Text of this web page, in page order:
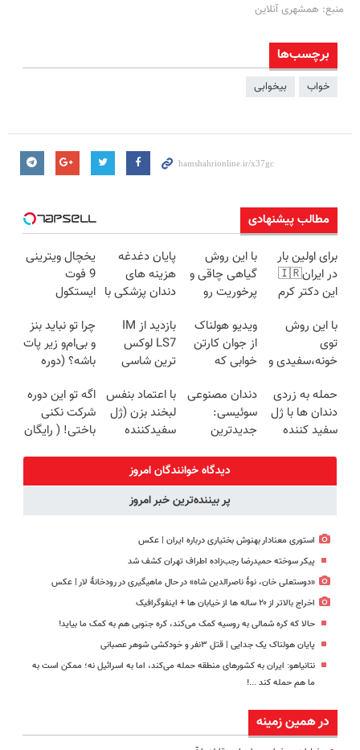
منبع: همشهری آنلاین
برچسب‌ها
خواب بیخوابی
مطالب پیشنهادی
برای اولین بار
در ایران🇮🇷
این دکتر کرم
روزه ساخت!
با این روش
گیاهی چاقی و
پرخوریت رو
پایان دغدغه
هزینه های
دندان پزشکی با
کننده خانگی
یخچال ویترینی
9 فوت
ایستکول
با این روش
توی
خونه،سفیدی و
برگردون
(40%off)
ویدیو هولناک
از جوان کارتن
خوابی که
آموزش رایگان
بازدید از IM
LS7 لوکس
ترین شاسی
در باشگاه
انقلاب
چرا تو نباید بنز
و بی‌ام‌و زیر پات
باشه؟ (دوره
میلیاردی)
حمله به زردی
دندان ها با ژل
سفید کننده
دندان مصنوعی
سوئیسی:
جدیدترین
سبک و مقاوم |
پرداخت قسطی
با اعتماد بنفس
لبخند بزن (ژل
سفیدکننده
اگه تو این دوره
شرکت نکنی
باختی! ( رایگان
دیدگاه خوانندگان امروز
پر بیننده‌ترین خبر امروز
استوری معنادار بهنوش بختیاری درباره ایران | عکس
پیکر سوخته حمیدرضا رجب‌زاده اطراف تهران کشف شد
«دوستعلی خان، نوۀ ناصرالدین شاه» در حال ماهیگیری در رودخانۀ لار | عکس
اخراج بالاتر از ۲۰ ساله ها از خیابان ها + اینفوگرافیک
حالا که کره شمالی به روسیه کمک می‌کند، کره جنوبی هم به کمک ما بیاید!
پایان هولناک یک جدایی | قتل ۳نفر و خودکشی شوهر عصبانی
نتانیاهو: ایران به کشورهای منطقه حمله می‌کند، اما به اسرائیل نه؛ ممکن است به
ما هم حمله کند ...!
در همین زمینه